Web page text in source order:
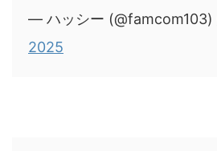
— ハッシー (@famcom103)
2025